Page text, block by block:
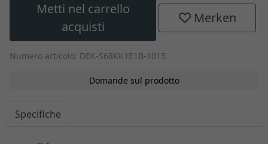
Metti nel carrello
acquisti
Merken
Numero articolo: DEK-S68KK1E1B-1015
Domande sul prodotto
Specifiche